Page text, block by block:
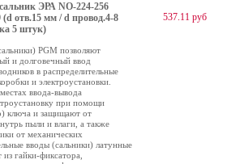
ЭРА NO-224-256
отв.15 мм / d провод.4-8
5 штук)
PGM позволяют
и долговечный ввод
в распределительные
и электроустановки.
ввода-вывода
при помощи
ключа и защищают от
пыли и влаги, а также
от механических
вводы (сальники) латунные
гайки-фиксатора,
537.11 руб